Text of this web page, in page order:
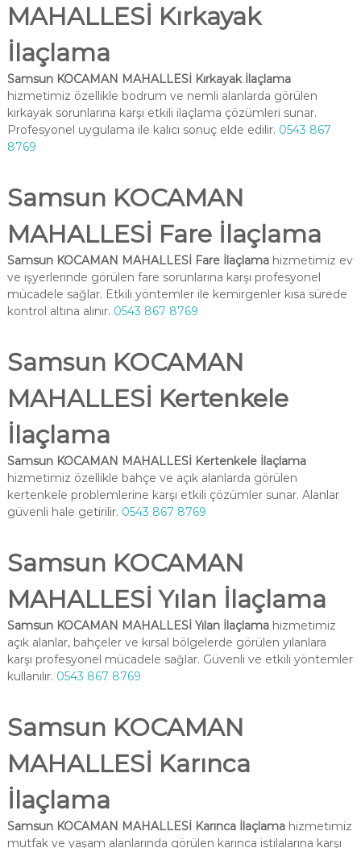
MAHALLESİ Kırkayak
İlaçlama
Samsun KOCAMAN MAHALLESİ Kırkayak İlaçlama
hizmetimiz özellikle bodrum ve nemli alanlarda görülen
kırkayak sorunlarına karşı etkili ilaçlama çözümleri sunar.
Profesyonel uygulama ile kalıcı sonuç elde edilir. 0543 867
8769
Samsun KOCAMAN
MAHALLESİ Fare İlaçlama
Samsun KOCAMAN MAHALLESİ Fare İlaçlamahizmetimiz ev
ve işyerlerinde görülen fare sorunlarına karşı profesyonel
mücadele sağlar. Etkili yöntemler ile kemirgenler kısa sürede
kontrol altına alınır. 0543 867 8769
Samsun KOCAMAN
MAHALLESİ Kertenkele
İlaçlama
Samsun KOCAMAN MAHALLESİ Kertenkele İlaçlama
hizmetimiz özellikle bahçe ve açık alanlarda görülen
kertenkele problemlerine karşı etkili çözümler sunar. Alanlar
güvenli hale getirilir. 0543 867 8769
Samsun KOCAMAN
MAHALLESİ Yılan İlaçlama
Samsun KOCAMAN MAHALLESİ Yılan İlaçlamahizmetimiz
açık alanlar, bahçeler ve kırsal bölgelerde görülen yılanlara
karşı profesyonel mücadele sağlar. Güvenli ve etkili yöntemler
kullanılır. 0543 867 8769
Samsun KOCAMAN
MAHALLESİ Karınca
İlaçlama
Samsun KOCAMAN MAHALLESİ Karınca İlaçlamahizmetimiz
mutfak ve yaşam alanlarında görülen karınca istilalarına karşı